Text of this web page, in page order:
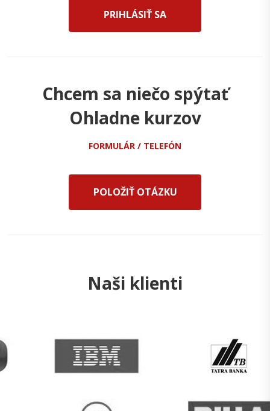
PRIHLÁSIŤ SA
Chcem sa niečo spýtať
Ohladne kurzov
FORMULÁR / TELEFÓN
POLOŽIŤ OTÁZKU
Naši klienti